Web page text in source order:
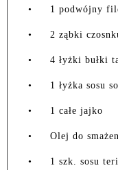
• 1 podwójny
• 2 ząbki
• 4 łyżki bułki
• 1 łyżka sosu
• 1 całe jajko
• Olej do
• 1 szk. sosu